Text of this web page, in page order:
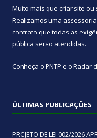
Muito mais que criar site ou
Realizamos uma assessoria
contrato que todas as
pública serão atendidas.
Conheça o PNTP e o Radar
ÚLTIMAS PUBLICAÇÕES
PROJETO DE LEI 002/2026